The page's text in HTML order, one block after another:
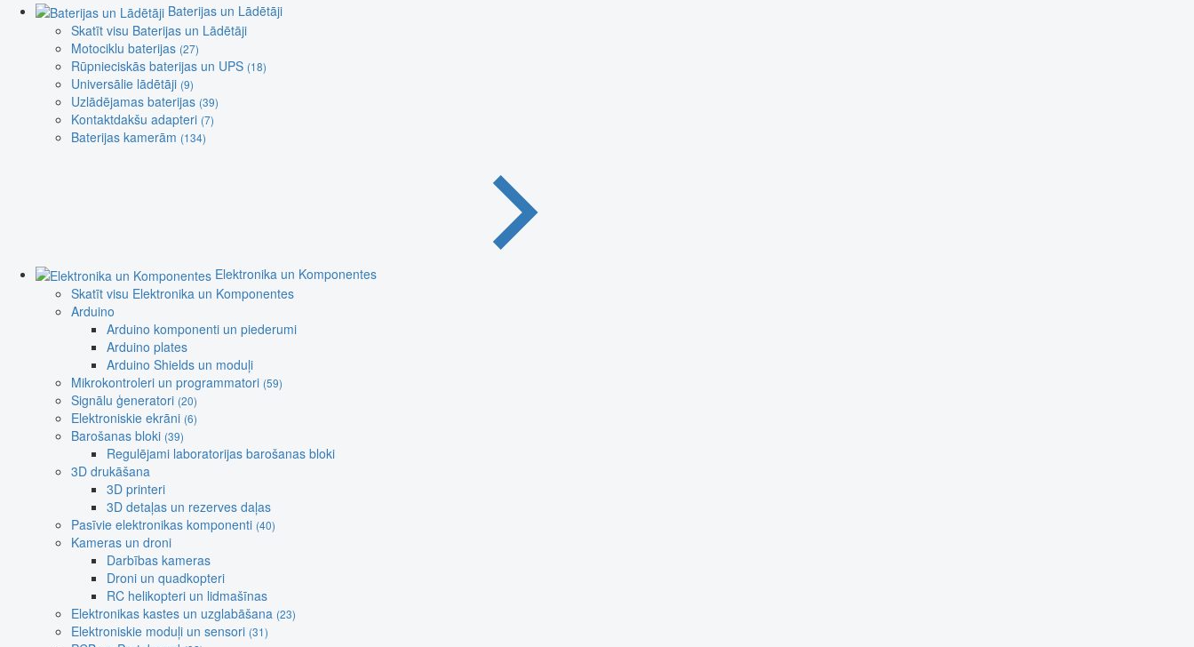
Baterijas un Lādētāji
Skatīt visu Baterijas un Lādētāji
Motociklu baterijas (27)
Rūpnieciskās baterijas un UPS (18)
Universālie lādētāji (9)
Uzlādējamas baterijas (39)
Kontaktdakšu adapteri (7)
Baterijas kamerām (134)
Elektronika un Komponentes
Skatīt visu Elektronika un Komponentes
Arduino
Arduino komponenti un piederumi
Arduino plates
Arduino Shields un moduļi
Mikrokontroleri un programmatori (59)
Signālu ģeneratori (20)
Elektroniskie ekrāni (6)
Barošanas bloki (39)
Regulējami laboratorijas barošanas bloki
3D drukāšana
3D printeri
3D detaļas un rezerves daļas
Pasīvie elektronikas komponenti (40)
Kameras un droni
Darbības kameras
Droni un quadkopteri
RC helikopteri un lidmašīnas
Elektronikas kastes un uzglabāšana (23)
Elektroniskie moduļi un sensori (31)